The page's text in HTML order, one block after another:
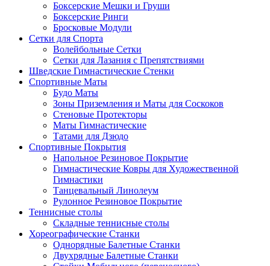
Боксерские Мешки и Груши
Боксерские Ринги
Бросковые Модули
Сетки для Спорта
Волейбольные Сетки
Сетки для Лазания с Препятствиями
Шведские Гимнастические Стенки
Спортивные Маты
Будо Маты
Зоны Приземления и Маты для Соскоков
Стеновые Протекторы
Маты Гимнастические
Татами для Дзюдо
Спортивные Покрытия
Напольное Резиновое Покрытие
Гимнастические Ковры для Художественной
Гимнастики
Танцевальный Линолеум
Рулонное Резиновое Покрытие
Теннисные столы
Складные теннисные столы
Хореографические Станки
Однорядные Балетные Станки
Двухрядные Балетные Станки